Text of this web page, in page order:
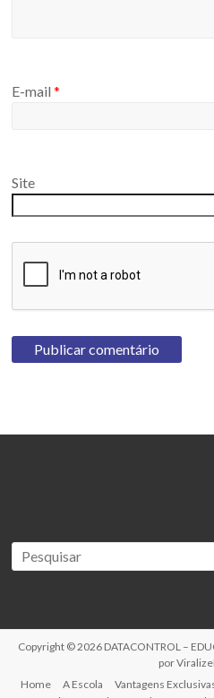
E-mail*
Site
Copyright © 2026 DATACONTROL –
por
Home
A Escola Vantagens